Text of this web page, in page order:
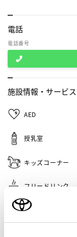
電話
電話番号
施設情報・ サービス
AED
授乳室
キッズコーナー
フリードリンク
携帯電話取り扱い